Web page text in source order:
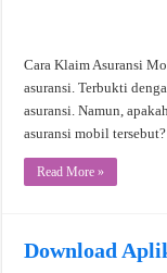
Cara Klaim Asuransi
asuransi. Terbukti
asuransi. Namun,
asuransi mobil
Read More »
Download